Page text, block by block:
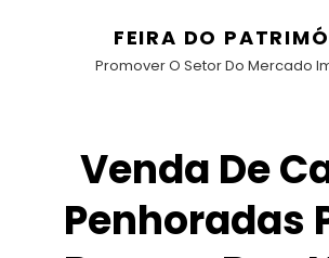
FEIRA DO
Promover O Setor Do Mercado
Venda De
Penhoradas